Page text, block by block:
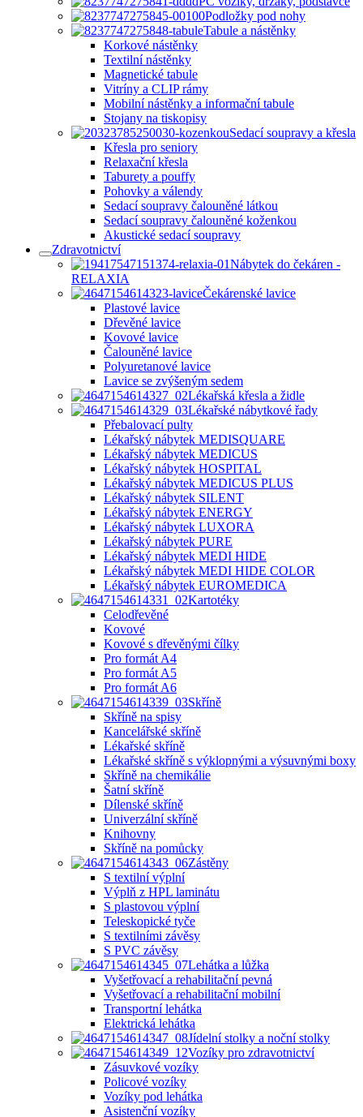
Podložky pod nohy
Tabule a nástěnky
Korkové nástěnky
Textilní nástěnky
Magnetické tabule
Vitríny a CLIP rámy
Mobilní nástěnky a informační tabule
Stojany na tiskopisy
Sedací soupravy a křesla
Křesla pro seniory
Relaxační křesla
Taburety a pouffy
Pohovky a válendy
Sedací soupravy čalouněné látkou
Sedací soupravy čalouněné koženkou
Akustické sedací soupravy
Zdravotnictví
Nábytek do čekáren -
RELAXIA
Čekárenské lavice
Plastové lavice
Dřevěné lavice
Kovové lavice
Čalouněné lavice
Polyuretanové lavice
Lavice se zvýšeným sedem
Lékařská křesla a židle
Lékařské nábytkové řady
Přebalovací pulty
Lékařský nábytek MEDISQUARE
Lékařský nábytek MEDICUS
Lékařský nábytek HOSPITAL
Lékařský nábytek MEDICUS PLUS
Lékařský nábytek SILENT
Lékařský nábytek ENERGY
Lékařský nábytek LUXORA
Lékařský nábytek PURE
Lékařský nábytek MEDI HIDE
Lékařský nábytek MEDI HIDE COLOR
Lékařský nábytek EUROMEDICA
Kartotéky
Celodřevěné
Kovové
Kovové s dřevěnými čílky
Pro formát A4
Pro formát A5
Pro formát A6
Skříně
Skříně na spisy
Kancelářské skříně
Lékařské skříně
Lékařské skříně s výklopnými a výsuvnými boxy
Skříně na chemikálie
Šatní skříně
Dílenské skříně
Univerzální skříně
Knihovny
Skříně na pomůcky
Zástěny
S textilní výplní
Výplň z HPL laminátu
S plastovou výplní
Teleskopické tyče
S textilními závěsy
S PVC závěsy
Lehátka a lůžka
Vyšetřovací a rehabilitační pevná
Vyšetřovací a rehabilitační mobilní
Transportní lehátka
Elektrická lehátka
Jídelní stolky a noční stolky
Vozíky pro zdravotnictví
Zásuvkové vozíky
Policové vozíky
Vozíky pod lehátka
Asistenční vozíky